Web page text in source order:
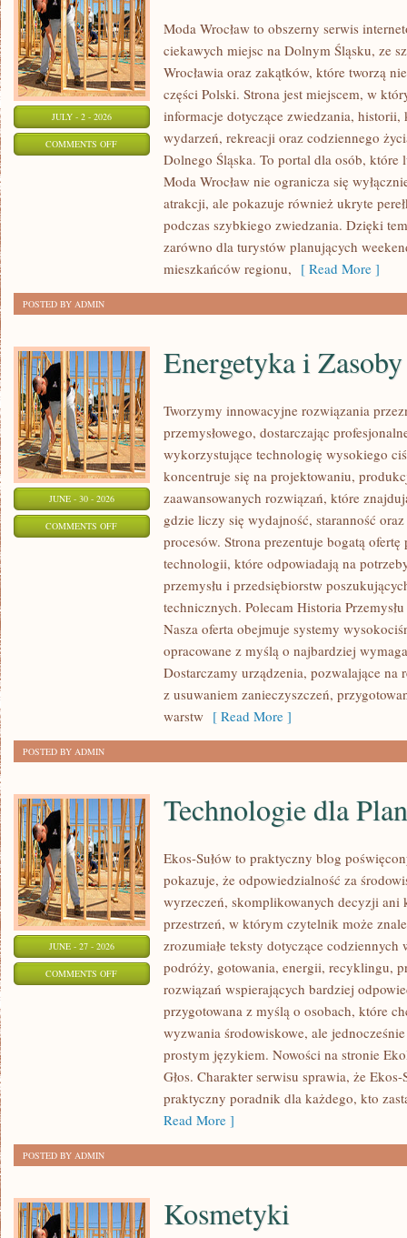
JULY - 2 - 2026
COMMENTS OFFON
Moda Wrocław to obszerny serwis
ciekawych miejsc na Dolnym Śląsku, ze
Wrocławia oraz zakątków, które tworzą
części Polski. Strona jest miejscem, w
informacje dotyczące zwiedzania,
wydarzeń, rekreacji oraz codziennego
Dolnego Śląska. To portal dla osób,
Moda Wrocław nie ogranicza się
atrakcji, ale pokazuje również ukryte
podczas szybkiego zwiedzania. Dzięki
zarówno dla turystów planujących
mieszkańców regionu, [ Read More ]
POSTED BY ADMIN
JUNE - 30 - 2026
COMMENTS OFFON
ENERGETYKA
Energetyka i Zasoby
Tworzymy innowacyjne rozwiązania
przemysłowego, dostarczając
wykorzystujące technologię wysokiego
koncentruje się na projektowaniu,
zaawansowanych rozwiązań, które
gdzie liczy się wydajność, staranność
procesów. Strona prezentuje bogatą ofertę
technologii, które odpowiadają na
przemysłu i przedsiębiorstw
technicznych. Polecam Historia
Nasza oferta obejmuje systemy
opracowane z myślą o najbardziej
Dostarczamy urządzenia, pozwalające na
z usuwaniem zanieczyszczeń,
warstw [ Read More ]
POSTED BY ADMIN
JUNE - 27 - 2026
COMMENTS OFFON
TECHNOLOGIE
Technologie dla
Ekos-Sułów to praktyczny blog
pokazuje, że odpowiedzialność za
wyrzeczeń, skomplikowanych decyzji ani
przestrzeń, w którym czytelnik może
zrozumiałe teksty dotyczące
podróży, gotowania, energii, recyklingu,
rozwiązań wspierających bardziej
przygotowana z myślą o osobach, które
wyzwania środowiskowe, ale
prostym językiem. Nowości na stronie
Głos. Charakter serwisu sprawia, że
praktyczny poradnik dla każdego, kto
Read More ]
POSTED BY ADMIN
Kosmetyki